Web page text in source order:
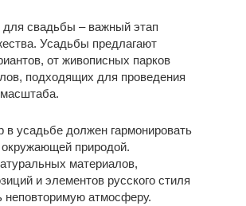
свадьбы – важный этап
Усадьбы предлагают
от живописных парков
подходящих для проведения
усадьбе должен гармонировать
окружающей природой.
материалов,
и элементов русского стиля
неповторимую атмосферу.